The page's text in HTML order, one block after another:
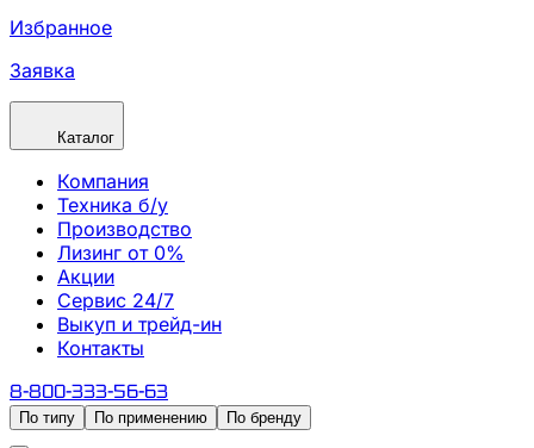
Избранное
Заявка
Каталог
Компания
Техника б/у
Производство
Лизинг от 0%
Акции
Сервис 24/7
Выкуп и трейд-ин
Контакты
8-800-333-56-63
По типу По применению По бренду